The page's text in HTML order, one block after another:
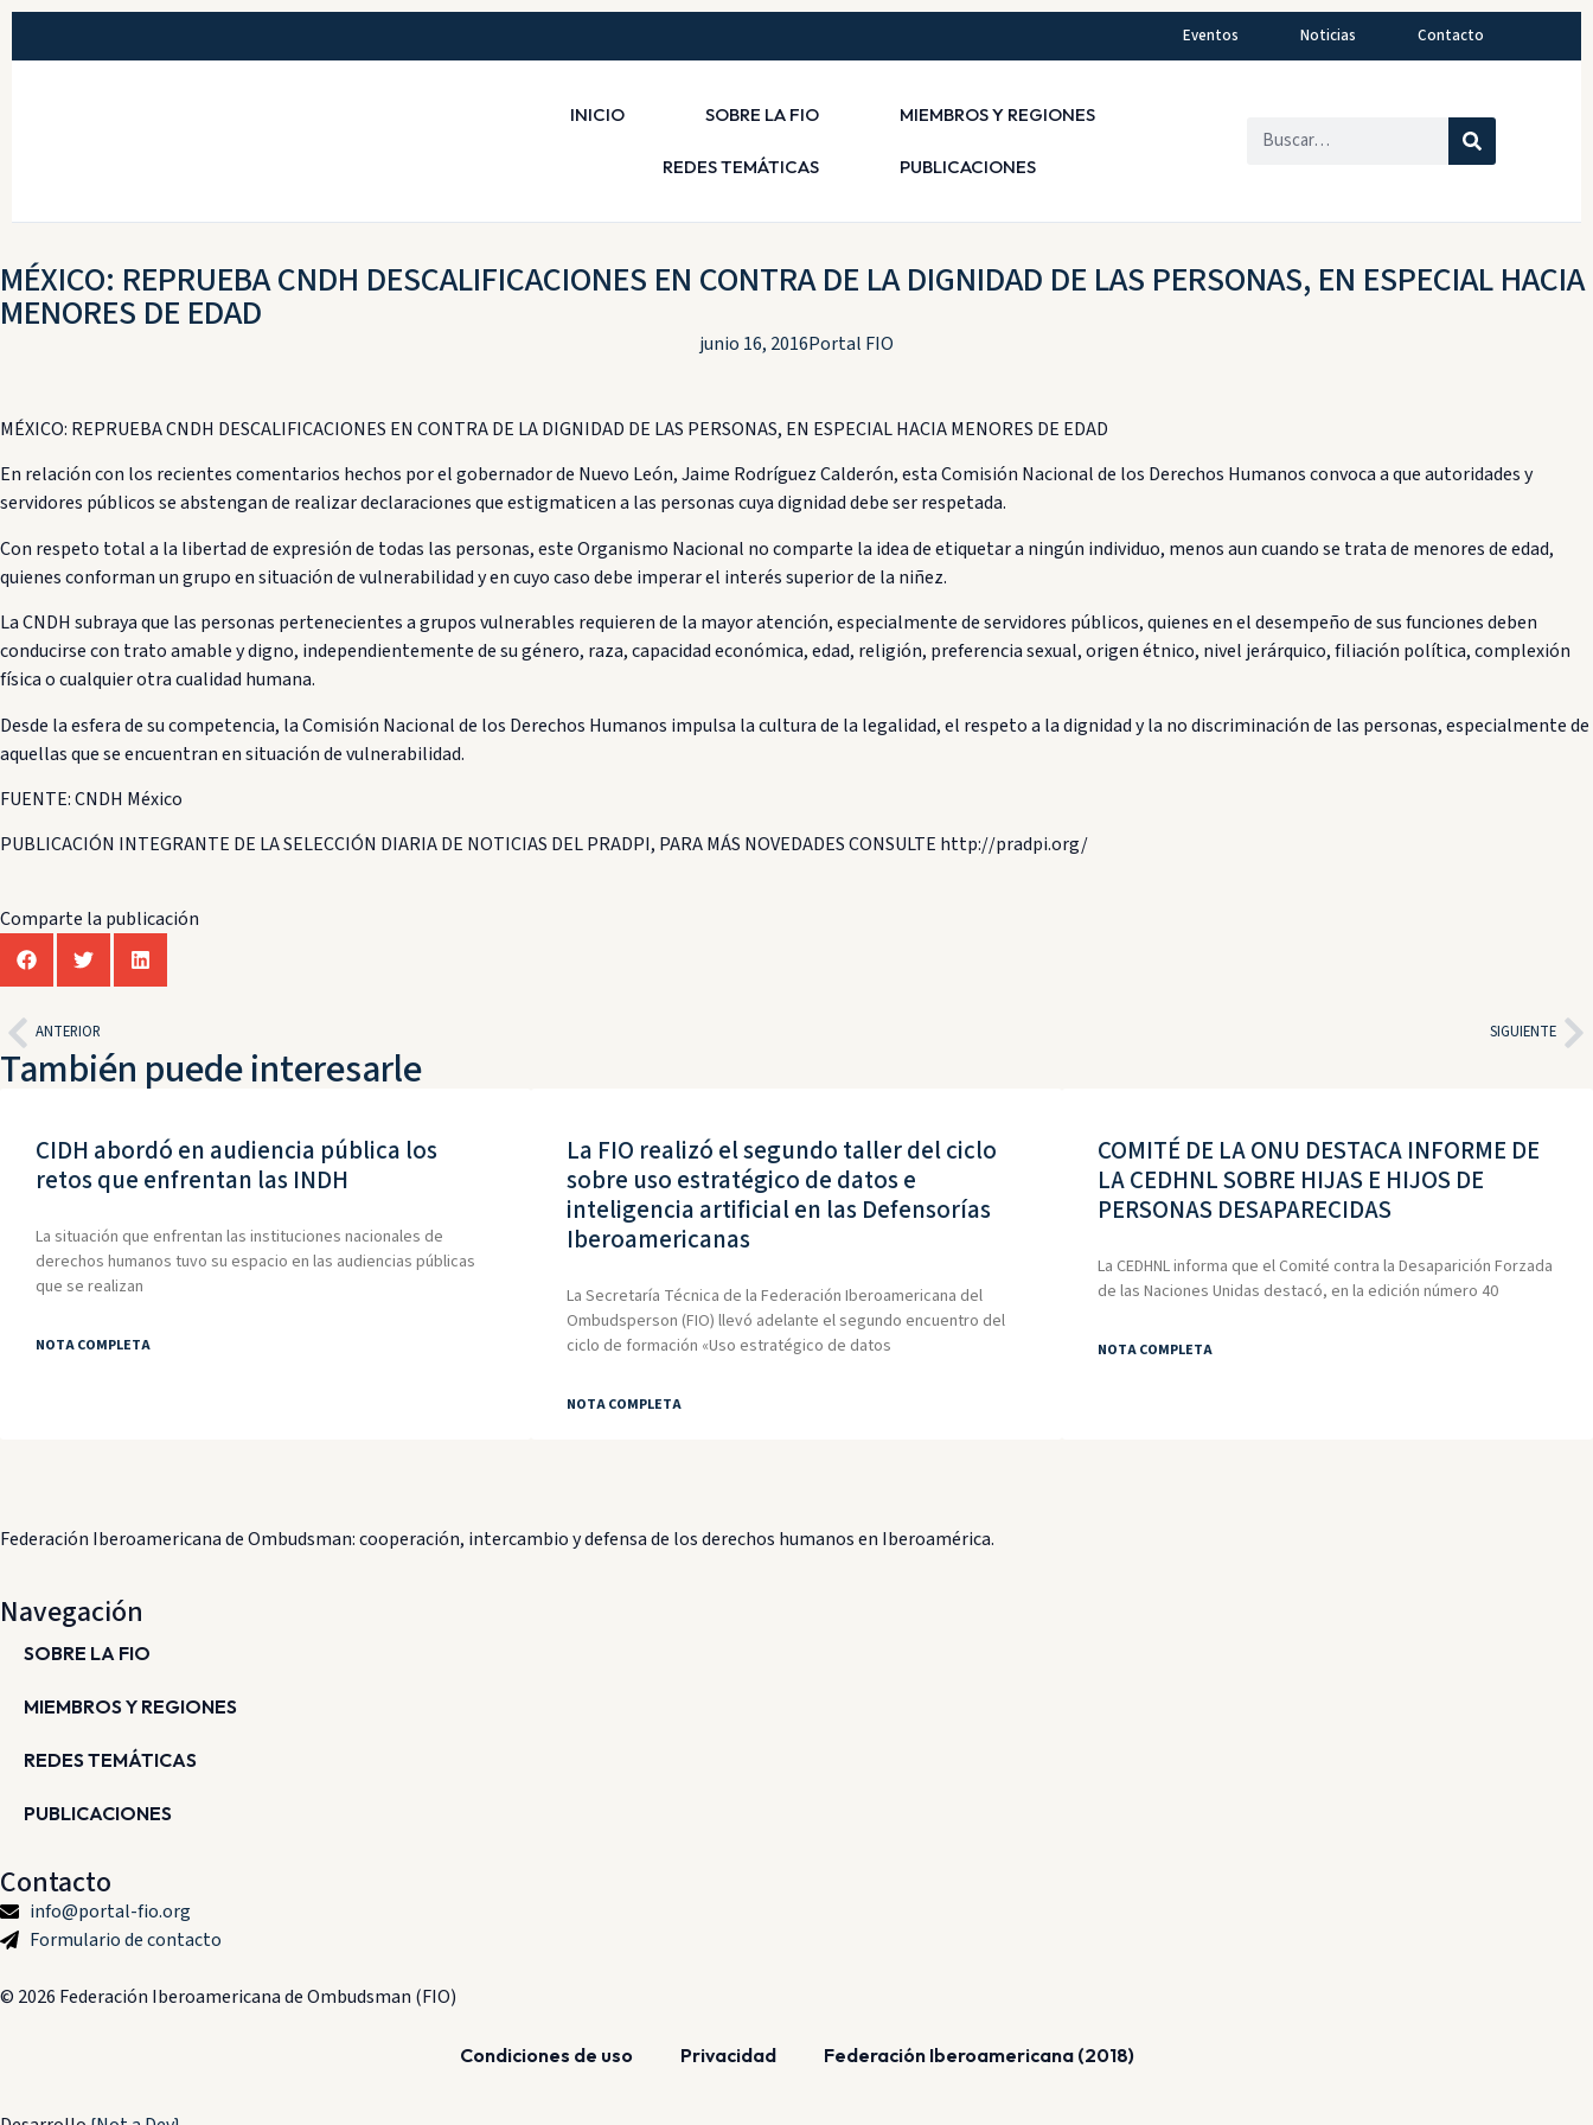
Eventos Noticias Contacto
INICIO SOBRE LA FIO MIEMBROS Y REGIONES
REDES TEMÁTICAS PUBLICACIONES
MÉXICO: REPRUEBA CNDH DESCALIFICACIONES EN CONTRA DE LA DIGNIDAD DE LAS PERSONAS, EN ESPECIAL HACIA
MENORES DE EDAD
junio 16, 2016Portal FIO
MÉXICO: REPRUEBA CNDH DESCALIFICACIONES EN CONTRA DE LA DIGNIDAD DE LAS PERSONAS, EN ESPECIAL HACIA MENORES DE EDAD
En relación con los recientes comentarios hechos por el gobernador de Nuevo León, Jaime Rodríguez Calderón, esta Comisión Nacional de los Derechos Humanos convoca a que autoridades y
servidores públicos se abstengan de realizar declaraciones que estigmaticen a las personas cuya dignidad debe ser respetada.
Con respeto total a la libertad de expresión de todas las personas, este Organismo Nacional no comparte la idea de etiquetar a ningún individuo, menos aun cuando se trata de menores de edad,
quienes conforman un grupo en situación de vulnerabilidad y en cuyo caso debe imperar el interés superior de la niñez.
La CNDH subraya que las personas pertenecientes a grupos vulnerables requieren de la mayor atención, especialmente de servidores públicos, quienes en el desempeño de sus funciones deben
conducirse con trato amable y digno, independientemente de su género, raza, capacidad económica, edad, religión, preferencia sexual, origen étnico, nivel jerárquico, filiación política, complexión
física o cualquier otra cualidad humana.
Desde la esfera de su competencia, la Comisión Nacional de los Derechos Humanos impulsa la cultura de la legalidad, el respeto a la dignidad y la no discriminación de las personas, especialmente de
aquellas que se encuentran en situación de vulnerabilidad.
FUENTE: CNDH México
PUBLICACIÓN INTEGRANTE DE LA SELECCIÓN DIARIA DE NOTICIAS DEL PRADPI, PARA MÁS NOVEDADES CONSULTE http://pradpi.org/
Comparte la publicación
ANTERIOR SIGUIENTE
También puede interesarle
CIDH abordó en audiencia pública los
retos que enfrentan las INDH
La situación que enfrentan las instituciones nacionales de
derechos humanos tuvo su espacio en las audiencias públicas
que se realizan
NOTA COMPLETA
La FIO realizó el segundo taller del ciclo
sobre uso estratégico de datos e
inteligencia artificial en las Defensorías
Iberoamericanas
La Secretaría Técnica de la Federación Iberoamericana del
Ombudsperson (FIO) llevó adelante el segundo encuentro del
ciclo de formación «Uso estratégico de datos
NOTA COMPLETA
COMITÉ DE LA ONU DESTACA INFORME DE
LA CEDHNL SOBRE HIJAS E HIJOS DE
PERSONAS DESAPARECIDAS
La CEDHNL informa que el Comité contra la Desaparición Forzada
de las Naciones Unidas destacó, en la edición número 40
NOTA COMPLETA
Federación Iberoamericana de Ombudsman: cooperación, intercambio y defensa de los derechos humanos en Iberoamérica.
Navegación
SOBRE LA FIO
MIEMBROS Y REGIONES
REDES TEMÁTICAS
PUBLICACIONES
Contacto
info@portal-fio.org
Formulario de contacto
© 2026 Federación Iberoamericana de Ombudsman (FIO)
Condiciones de uso Privacidad Federación Iberoamericana (2018)